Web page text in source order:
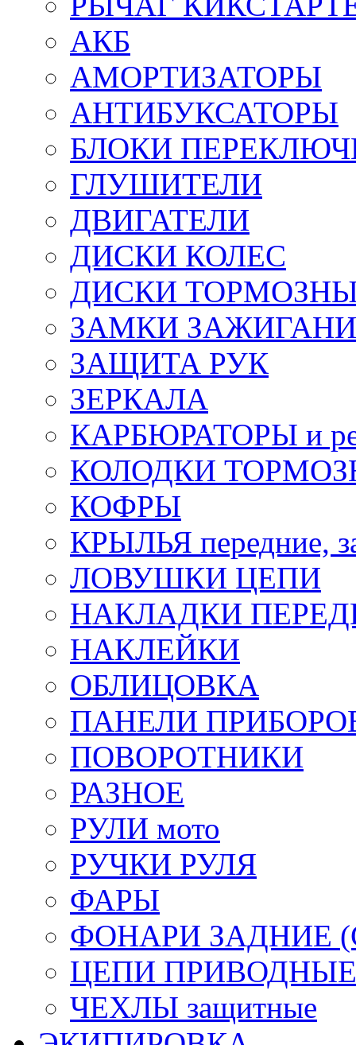
АКБ
АМОРТИЗАТОРЫ
АНТИБУКСАТОРЫ
БЛОКИ
ГЛУШИТЕЛИ
ДВИГАТЕЛИ
ДИСКИ КОЛЕС
ДИСКИ
ЗАМКИ
ЗАЩИТА РУК
ЗЕРКАЛА
КАРБЮРАТОРЫ и
КОЛОДКИ
КОФРЫ
КРЫЛЬЯ передние,
ЛОВУШКИ ЦЕПИ
НАКЛАДКИ
НАКЛЕЙКИ
ОБЛИЦОВКА
ПАНЕЛИ
ПОВОРОТНИКИ
РАЗНОЕ
РУЛИ мото
РУЧКИ РУЛЯ
ФАРЫ
ФОНАРИ ЗАДНИЕ
ЦЕПИ ПРИВОДНЫЕ
ЧЕХЛЫ защитные